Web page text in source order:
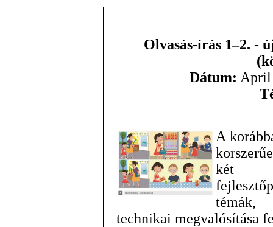
Olvasás-írás 1–2. -
Dátum: April
A
két
témák,
technikai megvalósítása